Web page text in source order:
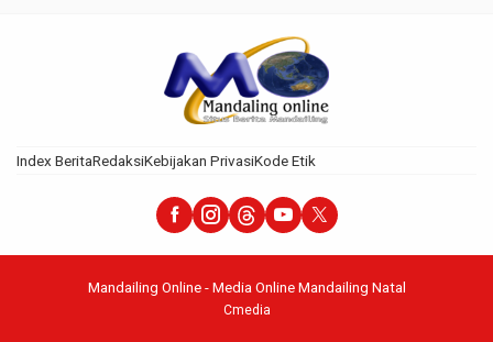
Index BeritaRedaksiKebijakan PrivasiKode Etik
Mandailing Online - Media Online Mandailing Natal
Cmedia